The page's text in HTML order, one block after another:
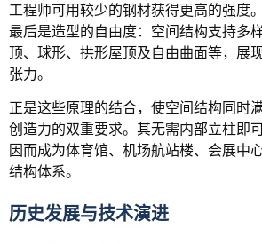
工程师可用较少的钢材获得更高的强度。
最后是造型的自由度：空间结构支持多
顶、球形、拱形屋顶及自由曲面等，展
张力。
正是这些原理的结合，使空间结构同时
创造力的双重要求。其无需内部立柱即
因而成为体育馆、机场航站楼、会展中
结构体系。
历史发展与技术演进